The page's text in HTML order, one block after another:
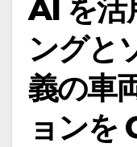
AI を活
ングと
義の車
ョンを